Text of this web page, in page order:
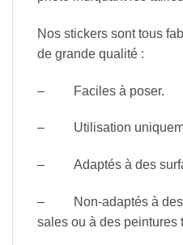
Nos stickers sont tous
de grande qualité :
– Faciles à poser.
– Utilisation
– Adaptés à des
– Non-adaptés à des
sales ou à des peintures